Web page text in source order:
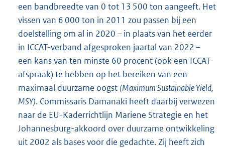
een bandbreedte van 0 tot 13 500 ton aangeeft. Het
vissen van 6 000 ton in 2011 zou passen bij een
doelstelling om al in 2020 – in plaats van het eerder
in ICCAT-verband afgesproken jaartal van 2022 –
een kans van ten minste 60 procent (ook een ICCAT-
afspraak) te hebben op het bereiken van een
maximaal duurzame oogst (Maximum Sustainable Yield,
MSY). Commissaris Damanaki heeft daarbij verwezen
naar de EU-Kaderrichtlijn Mariene Strategie en het
Johannesburg-akkoord over duurzame ontwikkeling
uit 2002 als bases voor die gedachte. Zij heeft zich